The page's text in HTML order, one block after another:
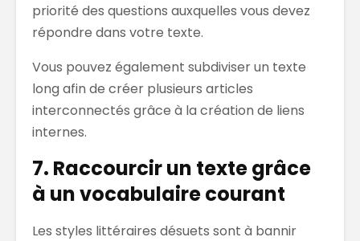
priorité des questions auxquelles vous devez
répondre dans votre texte.
Vous pouvez également subdiviser un texte
long afin de créer plusieurs articles
interconnectés grâce à la création de liens
internes.
7. Raccourcir un texte grâce
à un vocabulaire courant
Les styles littéraires désuets sont à bannir